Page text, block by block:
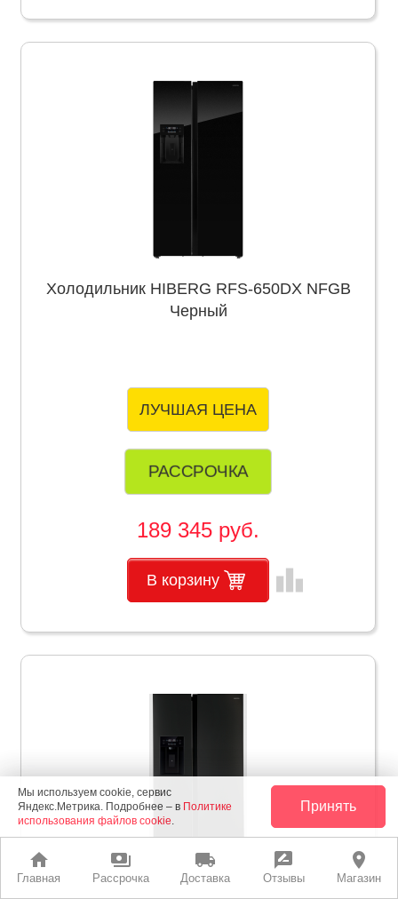
home
Главная
payments
Рассрочка
local_shipping
Доставка
rate_review
Отзывы
place
Магазин
Холодильник HIBERG RFS-650DX NFGB
Черный
ЛУЧШАЯ ЦЕНА
РАССРОЧКА
189 345 руб.
В корзину leaderboard
Мы используем cookie, сервис
Яндекс.Метрика. Подробнее – в Политике
использования файлов cookie.
Принять